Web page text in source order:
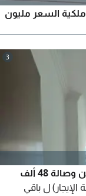
أرض 445 متر سند ملكية السعر مليون
3
في شارع الشيخ خليفة - عجمان للإيجار غرفتين وصالة 48 ألف
شيك 10% من قيمة الإيجار) ل باقي